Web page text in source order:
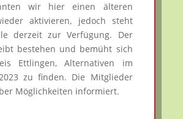
wir hier einen älteren
aktivieren, jedoch steht
derzeit zur Verfügung. Der
bestehen und bemüht sich
Ettlingen, Alternativen im
zu finden. Die Mitglieder
Möglichkeiten informiert.